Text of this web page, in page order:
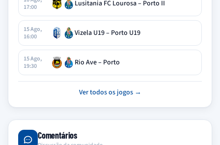
17:00
Lusitania FC Lourosa – Porto II
15 Ago,
16:00
Vizela U19 – Porto U19
15 Ago,
19:30
Rio Ave – Porto
Ver todos os jogos →
Comentários